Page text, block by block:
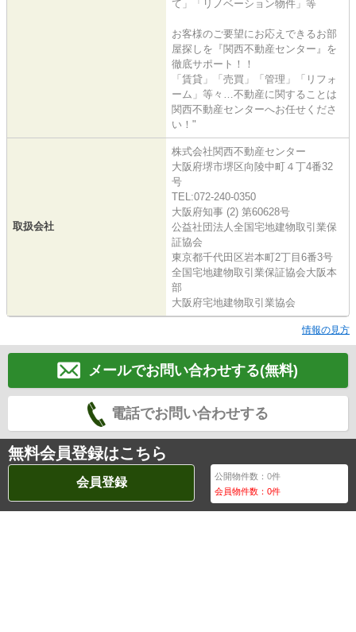
て」「リノベーション物件」等
お客様のご要望にお応えできるお部
屋探しを『関西不動産センター』を
徹底サポート！！
「賃貸」「売買」「管理」「リフォ
ーム」等々…不動産に関することは
関西不動産センターへお任せくださ
い！"
取扱会社
株式会社関西不動産センター
大阪府堺市堺区向陵中町４丁4番32
号
TEL:072-240-0350
大阪府知事 (2) 第60628号
公益社団法人全国宅地建物取引業保
証協会
東京都千代田区岩本町2丁目6番3号
全国宅地建物取引業保証協会大阪本
部
大阪府宅地建物取引業協会
情報の見方
メールでお問い合わせする(無料)
電話でお問い合わせする
無料会員登録はこちら
会員登録 公開物件数：0件
会員物件数：0件